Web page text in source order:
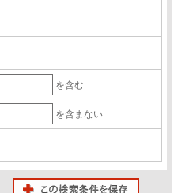
を含む
を含まない